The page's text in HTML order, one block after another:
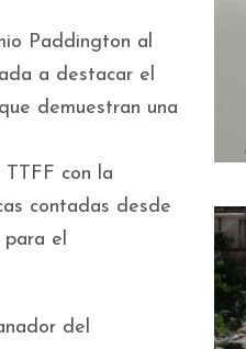
Paddington al
a destacar el
demuestran una
con la
contadas desde
para el
del